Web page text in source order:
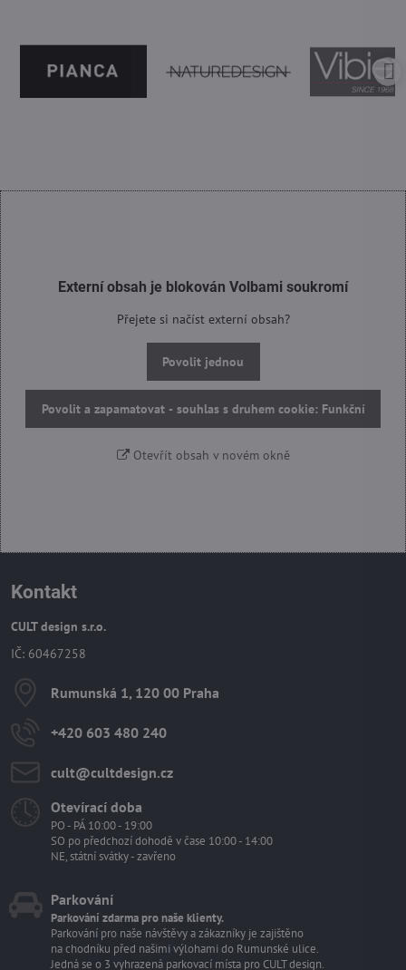
Externí obsah je blokován Volbami soukromí
Přejete si načíst externí obsah?
Povolit jednou
Povolit a zapamatovat - souhlas s druhem cookie: Funkční
Otevřít obsah v novém okně
Kontakt
CULT design s.r.o.
IČ: 60467258
Rumunská 1, 120 00 Praha
+420 603 480 240
cult​@cultdesign​.cz
Otevírací doba
PO - PÁ 10:00 - 19:00
SO po předchozí dohodě v čase 10:00 - 14:00
NE, státní svátky - zavřeno
Parkování
Parkování zdarma pro naše klienty.
Parkování pro naše návštěvy a zákazníky je zajištěno
na chodníku před našimi výlohami do Rumunské ulice.
Jedná se o 3 vyhrazená parkovací místa pro CULT design.